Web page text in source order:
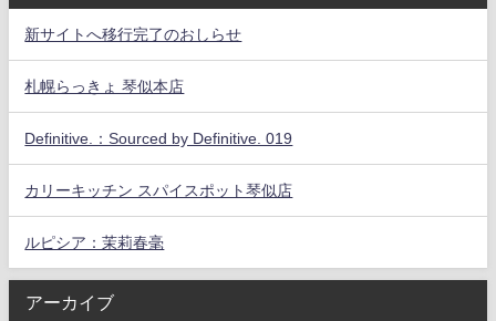
新サイトへ移行完了のおしらせ
札幌らっきょ 琴似本店
Definitive.：Sourced by Definitive. 019
カリーキッチン スパイスポット琴似店
ルピシア：茉莉春毫
アーカイブ